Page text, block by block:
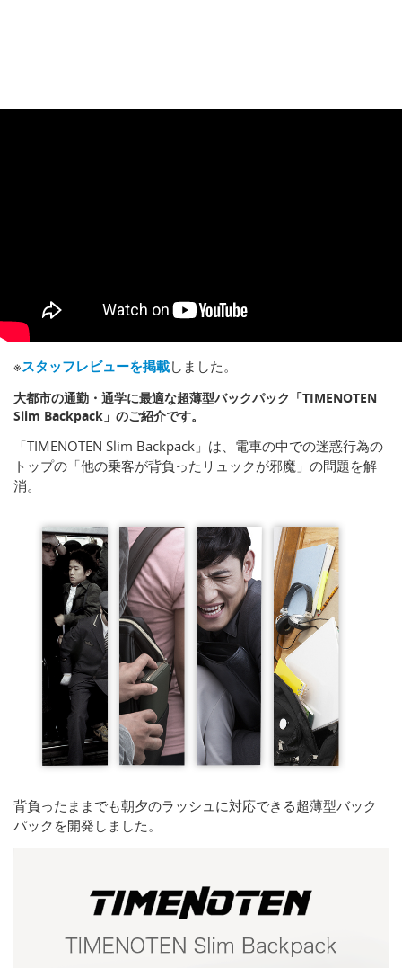
※スタッフレビューを掲載しました。
大都市の通勤・通学に最適な超薄型バックパック「TIMENOTEN
Slim Backpack」のご紹介です。
「TIMENOTEN Slim Backpack」は、電車の中での迷惑行為の
トップの「他の乗客が背負ったリュックが邪魔」の問題を解
消。
背負ったままでも朝夕のラッシュに対応できる超薄型バック
パックを開発しました。